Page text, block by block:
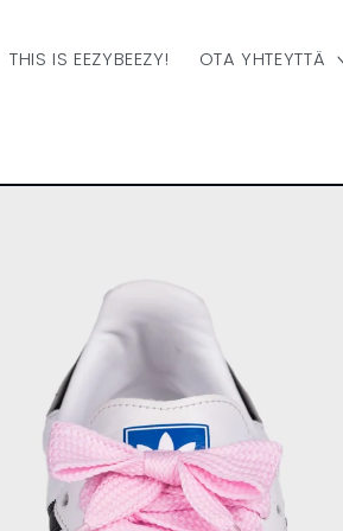
THIS IS EEZYBEEZY! OTA YHTEYTTÄ